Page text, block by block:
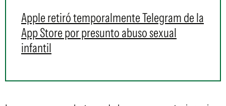
Apple retiró temporalmente Telegram de la
App Store por presunto abuso sexual
infantil